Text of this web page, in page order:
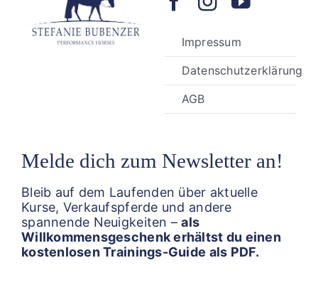
Impressum
Datenschutzerklärung
AGB
Melde dich zum Newsletter an!
Bleib auf dem Laufenden über aktuelle
Kurse, Verkaufspferde und andere
spannende Neuigkeiten –als
Willkommensgeschenk erhältst du einen
kostenlosen Trainings-Guide als PDF.